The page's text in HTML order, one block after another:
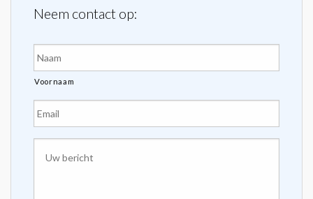
Neem contact op:
Voornaam
mailadres
bericht *